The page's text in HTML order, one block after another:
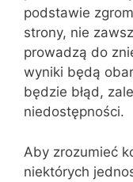
podstawie
strony, nie
prowadzą do
wyniki będą
będzie błąd,
niedostępności.
Aby zrozumieć
niektórych